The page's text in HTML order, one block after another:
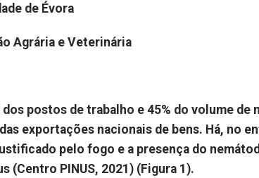
de Évora
Agrária e Veterinária
postos de trabalho e 45% do volume de
exportações nacionais de bens. Há, no
pelo fogo e a presença do
(Centro PINUS, 2021) (Figura 1).